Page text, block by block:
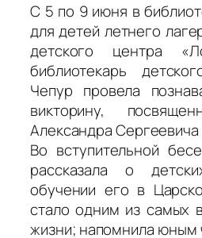
С 5 по 9 июня в
для детей летнего
детского центра
библиотекарь
Чепур провела
викторину,
Александра
Во вступительной
рассказала о
обучении его в
стало одним из самых
жизни; напомнила юным